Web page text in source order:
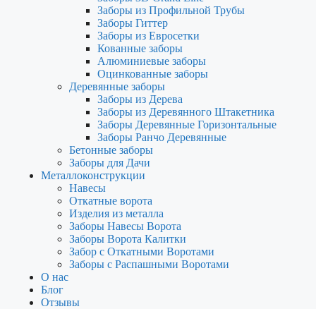
Заборы из Профильной Трубы
Заборы Гиттер
Заборы из Евросетки
Кованные заборы
Алюминиевые заборы
Оцинкованные заборы
Деревянные заборы
Заборы из Дерева
Заборы из Деревянного Штакетника
Заборы Деревянные Горизонтальные
Заборы Ранчо Деревянные
Бетонные заборы
Заборы для Дачи
Металлоконструкции
Навесы
Откатные ворота
Изделия из металла
Заборы Навесы Ворота
Заборы Ворота Калитки
Забор с Откатными Воротами
Заборы с Распашными Воротами
О нас
Блог
Отзывы